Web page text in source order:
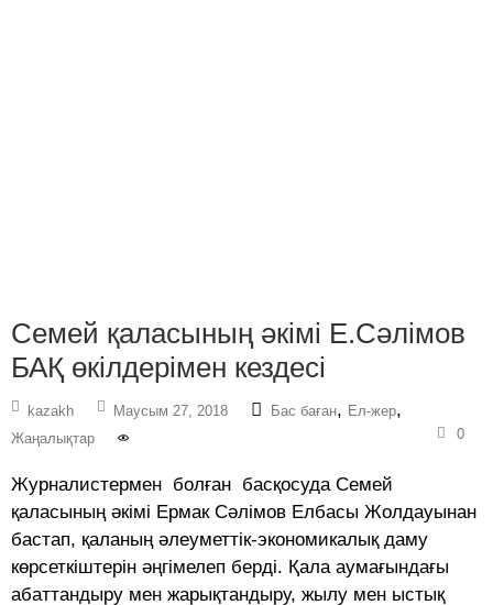
Семей қаласының әкімі Е.Сәлімов
БАҚ өкілдерімен кездесі
kazakh Маусым 27, 2018 Бас баған, Ел-жер,
Жаңалықтар 0
Журналистермен болған басқосуда Семей
қаласының әкімі Ермак Сәлімов Елбасы Жолдауынан
бастап, қаланың әлеуметтік-экономикалық даму
көрсеткіштерін әңгімелеп берді. Қала аумағындағы
абаттандыру мен жарықтандыру, жылу мен ыстық